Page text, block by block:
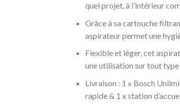
quel projet, à l’intérieur
Grâce à sa cartouche
aspirateur permet une
Flexible et léger, cet
une utilisation sur tout
Livraison : 1 x Bosch
rapide & 1 x station